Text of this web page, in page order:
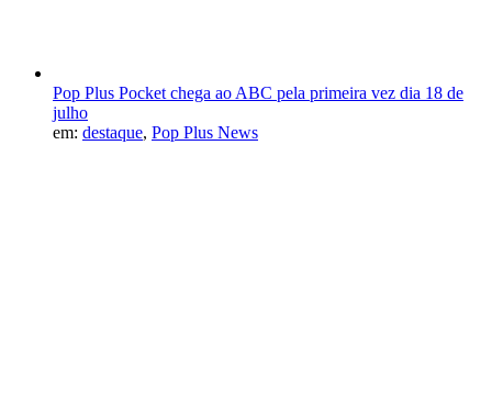
Pop Plus Pocket chega ao ABC pela primeira vez dia 18 de
julho
em: destaque, Pop Plus News